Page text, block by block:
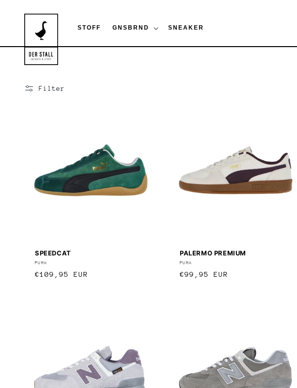
STOFF GNSBRND SNEAKER
Filter
SPEEDCAT
Anbieter:
PUMA
Normaler
€109,95 EUR
PALERMO PREMIUM
Anbieter:
PUMA
Normaler
€99,95 EUR